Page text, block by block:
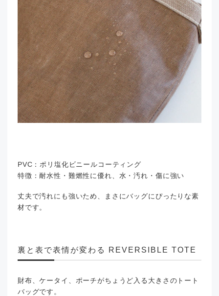
PVC：ポリ塩化ビニールコーティング
特徴：耐水性・難燃性に優れ、水・汚れ・傷に強い
丈夫で汚れにも強いため、まさにバッグにぴったりな素
材です。
裏と表で表情が変わる REVERSIBLE TOTE
財布、ケータイ、ポーチがちょうど入る大きさのトート
バッグです。